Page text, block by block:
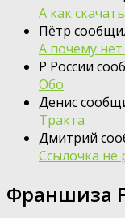
А как
Пётр
А почему
Р России
Обо
Денис
Тракта
Дмитрий
Ссылочка не
Франшиза